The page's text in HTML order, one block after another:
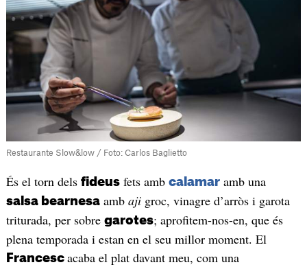
Restaurante Slow&low / Foto: Carlos Baglietto
És el torn dels fideusfets amb calamaramb una
salsa bearnesaamb ajigroc, vinagre d’arròs i garota
triturada, per sobre garotes; aprofitem-nos-en, que és
plena temporada i estan en el seu millor moment. El
Francesc acaba el plat davant meu, com una